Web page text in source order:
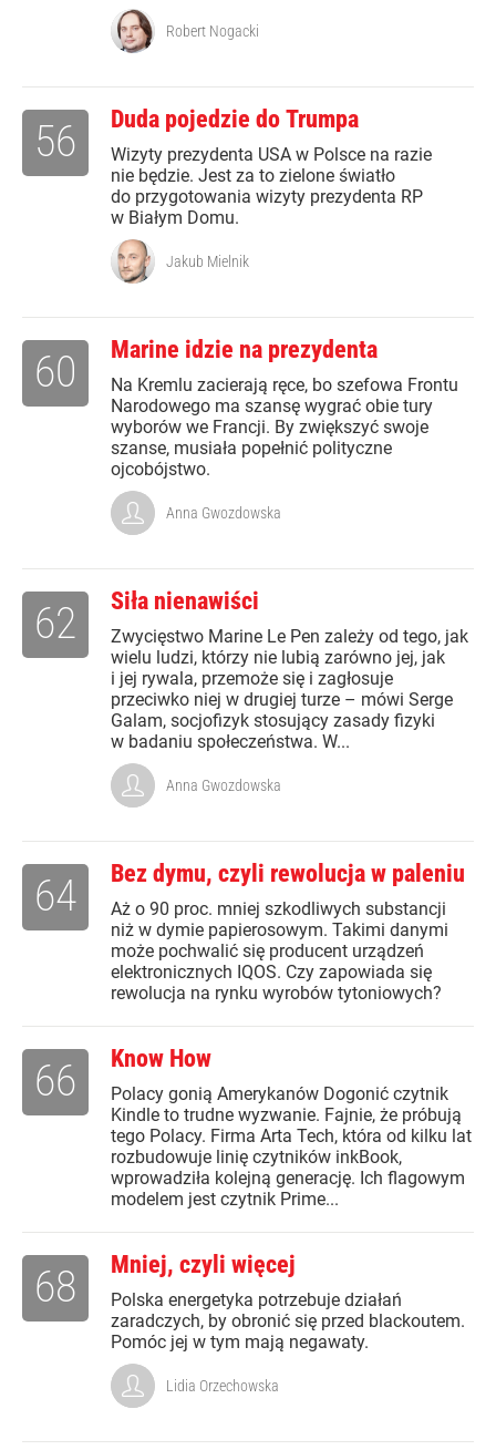
Robert Nogacki
Duda pojedzie do Trumpa
Wizyty prezydenta USA w Polsce na razie
nie będzie. Jest za to zielone światło
do przygotowania wizyty prezydenta RP
w Białym Domu.
56
Jakub Mielnik
Marine idzie na prezydenta
Na Kremlu zacierają ręce, bo szefowa Frontu
Narodowego ma szansę wygrać obie tury
wyborów we Francji. By zwiększyć swoje
szanse, musiała popełnić polityczne
ojcobójstwo.
60
Anna Gwozdowska
Siła nienawiści
Zwycięstwo Marine Le Pen zależy od tego, jak
wielu ludzi, którzy nie lubią zarówno jej, jak
i jej rywala, przemoże się i zagłosuje
przeciwko niej w drugiej turze – mówi Serge
Galam, socjofizyk stosujący zasady fizyki
w badaniu społeczeństwa. W...
62
Anna Gwozdowska
Bez dymu, czyli rewolucja w paleniu
Aż o 90 proc. mniej szkodliwych substancji
niż w dymie papierosowym. Takimi danymi
może pochwalić się producent urządzeń
elektronicznych IQOS. Czy zapowiada się
rewolucja na rynku wyrobów tytoniowych?
64
Know How
Polacy gonią Amerykanów Dogonić czytnik
Kindle to trudne wyzwanie. Fajnie, że próbują
tego Polacy. Firma Arta Tech, która od kilku lat
rozbudowuje linię czytników inkBook,
wprowadziła kolejną generację. Ich flagowym
modelem jest czytnik Prime...
66
Mniej, czyli więcej
Polska energetyka potrzebuje działań
zaradczych, by obronić się przed blackoutem.
Pomóc jej w tym mają negawaty.
68
Lidia Orzechowska